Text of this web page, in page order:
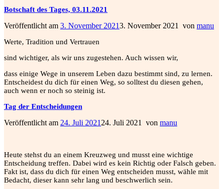
Botschaft des Tages, 03.11.2021
Veröffentlicht am 3. November 20213. November 2021 von manu
Werte, Tradition und Vertrauen
sind wichtiger, als wir uns zugestehen. Auch wissen wir,
dass einige Wege in unserem Leben dazu bestimmt sind, zu lernen.
Entscheidest du dich für einen Weg, so solltest du diesen gehen,
auch wenn er noch so steinig ist.
Tag der Entscheidungen
Veröffentlicht am 24. Juli 202124. Juli 2021 von manu
Heute stehst du an einem Kreuzweg und musst eine wichtige
Entscheidung treffen. Dabei wird es kein Richtig oder Falsch geben.
Fakt ist, dass du dich für einen Weg entscheiden musst, wähle mit
Bedacht, dieser kann sehr lang und beschwerlich sein.